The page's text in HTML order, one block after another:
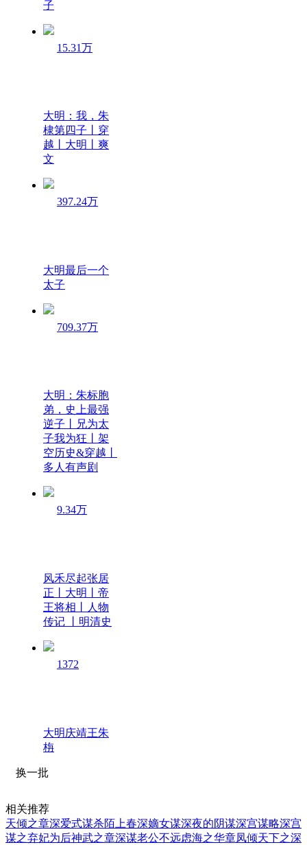
子
15.31万
大明：我，朱
棣第四子丨穿
越丨大明丨爽
文
397.24万
大明最后一个
太子
709.37万
大明：朱标胞
弟，史上最强
逆子丨兄为太
子我为狂丨架
空历史&穿越丨
多人有声剧
9.34万
风禾尽起张居
正丨大明丨帝
王将相丨人物
传记 丨明清史
1372
大明庆靖王朱
栴
换一批
相关推荐
天倾之章深爱式谋杀陌上春深嫡女谋深夜的阴谋深宫谋略深宫
谋之弃妃为后神武之章深谋老公不远虑海之华章凤倾天下之深